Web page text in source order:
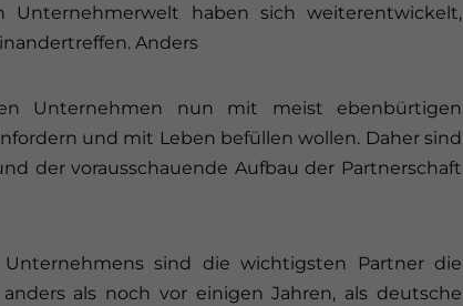
Unternehmerwelt haben sich weiterentwickelt,
Anders
Unternehmen nun mit meist ebenbürtigen
und mit Leben befüllen wollen. Daher sind
der vorausschauende Aufbau der Partnerschaft
sind die wichtigsten Partner die
als noch vor einigen Jahren, als deutsche